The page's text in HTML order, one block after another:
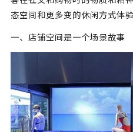
态空间和更多变的休闲方式体验
一、店铺空间是一个场景故事